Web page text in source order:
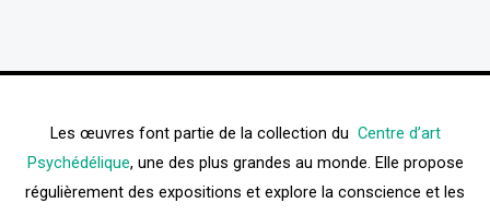
Les œuvres font partie de la collection du Centre d’art
Psychédélique, une des plus grandes au monde. Elle propose
régulièrement des expositions et explore la conscience et les